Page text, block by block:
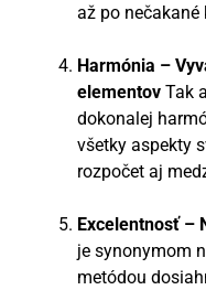
až po nečakané
Harmónia –
elementov Tak
dokonalej
všetky aspekty
rozpočet aj
Excelentnosť –
je synonymom
metódou